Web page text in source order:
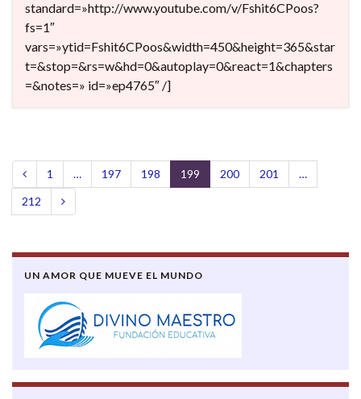
standard=»http://www.youtube.com/v/Fshit6CPoos?
fs=1″
vars=»ytid=Fshit6CPoos&width=450&height=365&star
t=&stop=&rs=w&hd=0&autoplay=0&react=1&chapters
=&notes=» id=»ep4765″ /]
1 … 197 198 199 200 201
…
212
UN AMOR QUE MUEVE EL MUNDO